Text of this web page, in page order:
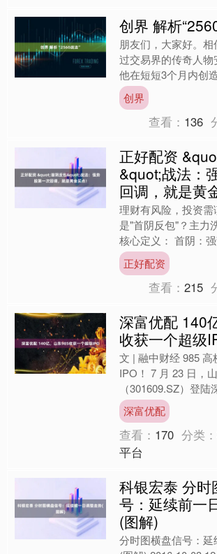
创界 解析
朋友们，大家好。
过交易界的传奇人物
他在短短3个月内创
惊人记录，这个记录
典。他成功的秘诀之
创界
查看： 136
正好配资
&quot;战法：
回调，就是黄
理财有风险，投资需
是"首阴反包"？主力
核心定义： 首阴：
后，第一次收阴线（
次日阳线完全吞没前
正好配资
查看：215
深富优配 140
收获一个超级
文 | 融中财经 985 高
IPO！ 7 月 23 日，
（301609.SZ）登
市首日开报 87.7 元 /
深富优配
查看： 170 分类：
平台
科银宏泰 分时
号：延续前一
(图解)
分时图横盘信号：